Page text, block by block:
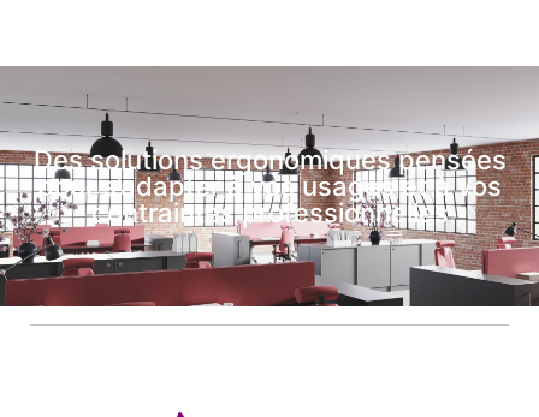
Des solutions ergonomiques pensées
pour s’adapter à vos usages et à vos
contraintes professionnelles